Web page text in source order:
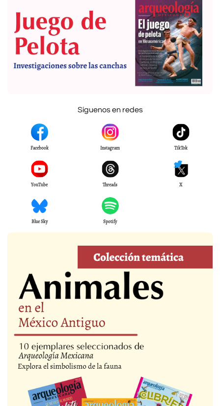
Síguenos en redes
Facebook Instagram TikTok
YouTube Threads X
Blue Sky Spotify